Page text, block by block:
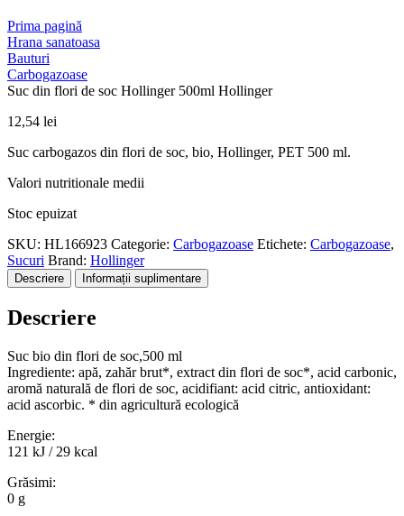
Prima pagină
Hrana sanatoasa
Bauturi
Carbogazoase
Suc din flori de soc Hollinger 500ml Hollinger
12,54 lei
Suc carbogazos din flori de soc, bio, Hollinger, PET 500 ml.
Valori nutritionale medii
Stoc epuizat
SKU: HL166923 Categorie: Carbogazoase Etichete: Carbogazoase,
Sucuri Brand: Hollinger
Descriere Informații suplimentare
Descriere
Suc bio din flori de soc,500 ml
Ingrediente: apă, zahăr brut*, extract din flori de soc*, acid carbonic,
aromă naturală de flori de soc, acidifiant: acid citric, antioxidant:
acid ascorbic. * din agricultură ecologică
Energie:
121 kJ / 29 kcal
Grăsimi:
0 g